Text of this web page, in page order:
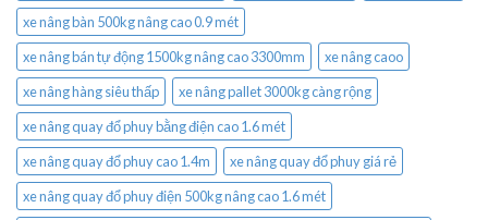
xe nâng bàn 500kg nâng cao 0.9 mét
xe nâng bán tự động 1500kg nâng cao 3300mm
xe nâng caoo
xe nâng hàng siêu thấp
xe nâng pallet 3000kg càng rộng
xe nâng quay đổ phuy bằng điện cao 1.6 mét
xe nâng quay đổ phuy cao 1.4m
xe nâng quay đổ phuy giá rẻ
xe nâng quay đổ phuy điện 500kg nâng cao 1.6 mét